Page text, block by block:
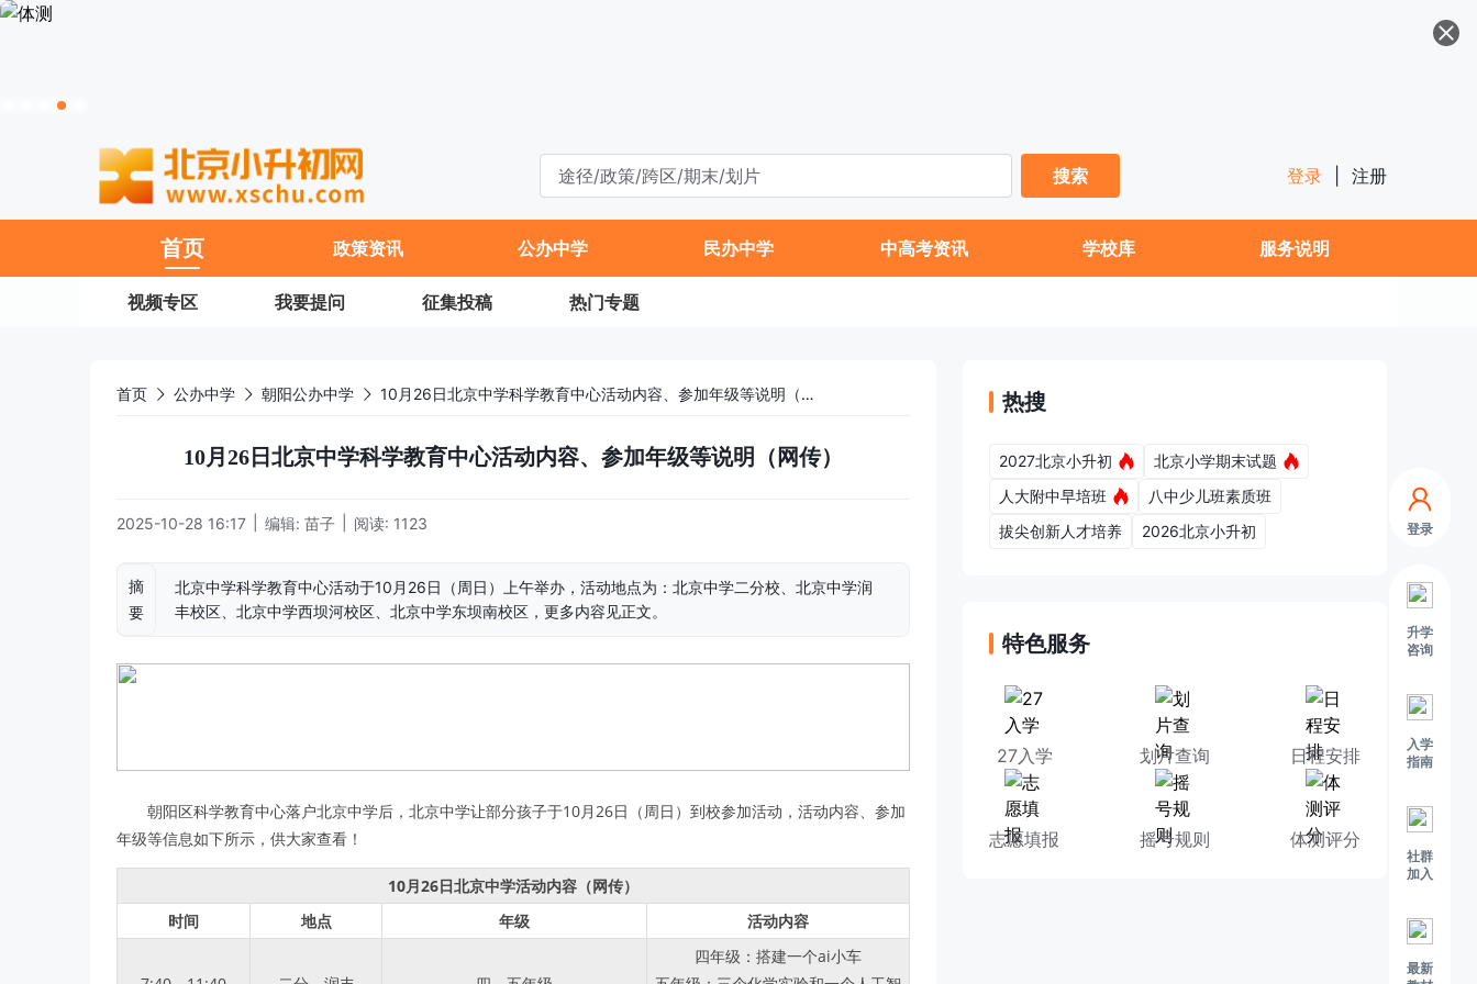
登录
升学
咨询
入学
指南
社群
加入
最新
搜索
登录 注册
首页 政策资讯 公办中学 民办中学 中高考资讯 学校库 服务说明
视频专区 我要提问 征集投稿 热门专题
首页 公办中学 朝阳公办中学 10月26日北京中学科学教育中心活动内容、参加年级等说明（网传）
10月26日北京中学科学教育中心活动内容、参加年级等说明（网传）
2025-10-28 16:17 编辑: 苗子 阅读: 1123
摘
要
北京中学科学教育中心活动于10月26日（周日）上午举办，活动地点为：北京中学二分校、北京中学润
丰校区、北京中学西坝河校区、北京中学东坝南校区，更多内容见正文。
朝阳区科学教育中心落户北京中学后，北京中学让部分孩子于10月26日（周日）到校参加活动，活动内容、参加
年级等信息如下所示，供大家查看！
10月26日北京中学活动内容（网传）
时间
地点 年级 活动内容
四年级：搭建一个ai小车
热搜
2027北京小升初
北京小学期末试题
人大附中早培班
八中少儿班素质班
拔尖创新人才培养
2026北京小升初
特色服务
27入学 划片查询 日程安排
志愿填报 摇号规则 体测评分